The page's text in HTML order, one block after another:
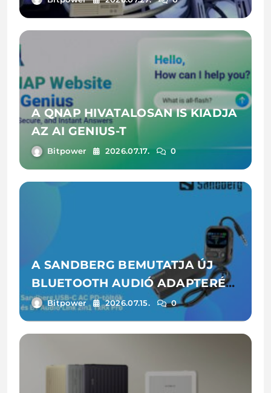
A QNAP HIVATALOSAN IS KIADJA
AZ AI GENIUS-T
Bitpower 2026.07.17. 0
A SANDBERG BEMUTATJA ÚJ
BLUETOOTH AUDIÓ ADAPTERÉT
ÉS LAPTOPTÖLTŐIT
Bitpower 2026.07.15. 0